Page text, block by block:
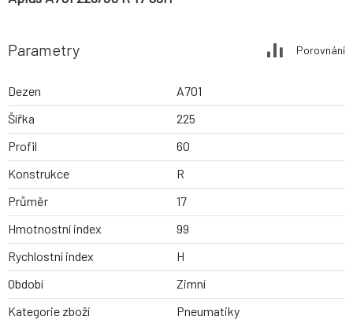
Parametry Porovnání
Dezen
A701
Šířka
225
Profil
60
Konstrukce
R
Průměr
17
Hmotnostní index
99
Rychlostní index
H
Období
Zimní
Kategorie zboží
Pneumatiky